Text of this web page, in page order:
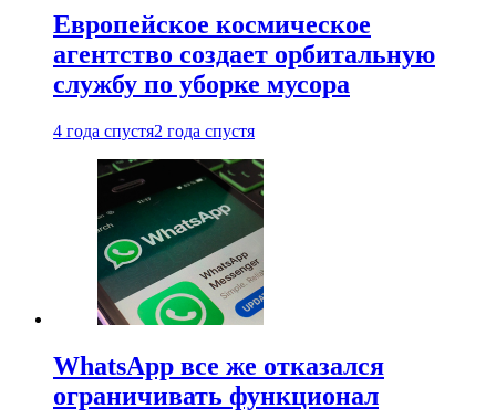
Европейское космическое
агентство создает орбитальную
службу по уборке мусора
4 года спустя2 года спустя
WhatsApp все же отказался
ограничивать функционал